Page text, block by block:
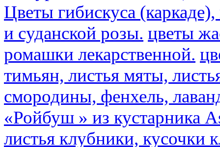
Цветы гибискуса
и суданской розы. цветы
ромашки лекарственной.
тимьян, листья мяты,
смородины, фенхель,
«Ройбуш » из кустарника
листья клубники, кусочки